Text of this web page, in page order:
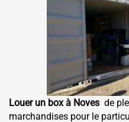
Louer un box à Noves de
marchandises pour le